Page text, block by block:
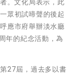
。文化局表示，此
眾初試啼聲的後起
應市府舉辦淡水廳
年的紀念活動，為
27屆，過去多以書